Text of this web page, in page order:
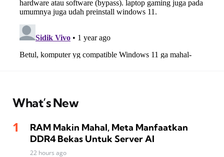
What’s New
RAM Makin Mahal, Meta Manfaatkan
DDR4 Bekas Untuk Server AI
22 hours ago